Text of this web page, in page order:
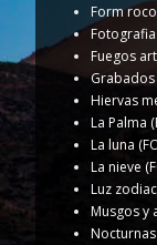
Form
Fotografia
Fuegos
Grabados
Hiervas
La Palma
La luna
La nieve
Luz
Musgos y
Nocturnas